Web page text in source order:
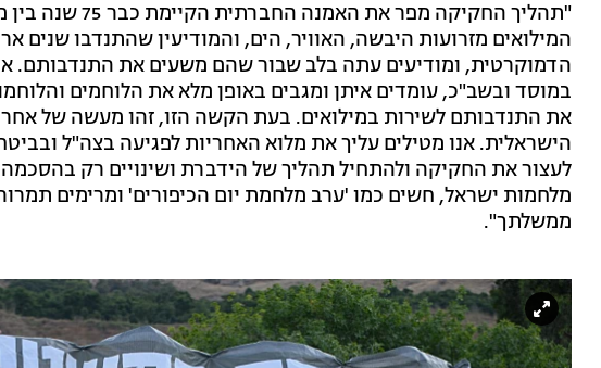
"תהליך החקיקה
המילואים מזרועות היבשה, האוויר, הים, והמודיעין שהתנדבו שנים
הדמוקרטית, ומודיעים עתה בלב שבור שהם משעים את התנדבותם.
במוסד ובשב"כ, עומדים איתן ומגבים באופן מלא את הלוחמים
את התנדבותם לשירות במילואים. בעת הקשה הזו, זהו מעשה של
הישראלית. אנו מטילים עליך את מלוא האחריות לפגיעה בצה"ל
לעצור את החקיקה ולהתחיל תהליך של הידברת ושינויים רק
מלחמות ישראל, חשים כמו 'ערב מלחמת יום הכיפורים' ומרימים
ממשלתך".